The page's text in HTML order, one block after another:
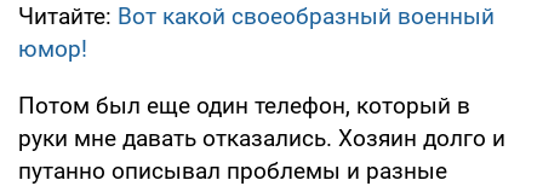
Читайте: Вот какой своеобразный военный
юмор!
Потом был еще один телефон, который в
руки мне давать отказались. Хозяин долго и
путанно описывал проблемы и разные